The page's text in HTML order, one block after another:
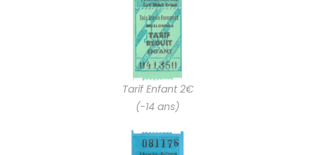
Tarif Enfant 2€
(-14 ans)